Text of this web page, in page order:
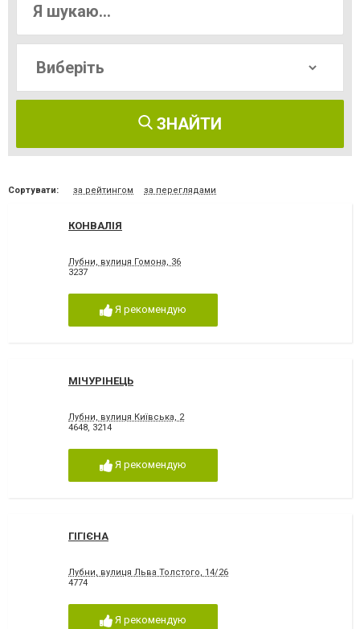
ЗНАЙТИ
Сортувати: за рейтингом за переглядами
КОНВАЛІЯ
Лубни, вулиця Гомона, 36
3237
Я рекомендую
МІЧУРІНЕЦЬ
Лубни, вулиця Київська, 2
4648, 3214
Я рекомендую
ГІГІЄНА
Лубни, вулиця Льва Толстого, 14/26
4774
Я рекомендую